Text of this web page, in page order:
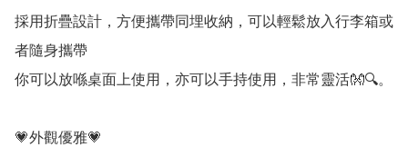
採用折疊設計，方便攜帶同埋收納，可以輕鬆放入行李箱或
者隨身攜帶
你可以放喺桌面上使用，亦可以手持使用，非常靈活👐🔍。
💗外觀優雅💗